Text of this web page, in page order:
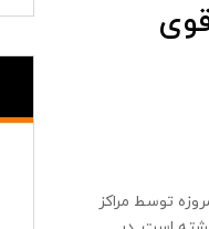
توسط مراکز